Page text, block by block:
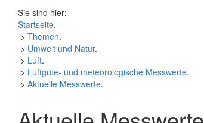
Sie sind hier:
Startseite.
> Themen.
> Umwelt und Natur.
> Luft.
> Luftgüte- und meteorologische Messwerte.
> Aktuelle Messwerte.